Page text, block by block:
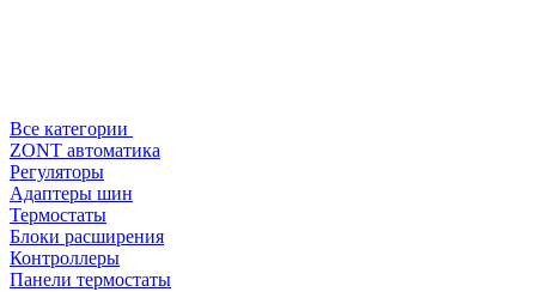
Все категории
ZONT автоматика
Регуляторы
Адаптеры шин
Термостаты
Блоки расширения
Контроллеры
Панели термостаты